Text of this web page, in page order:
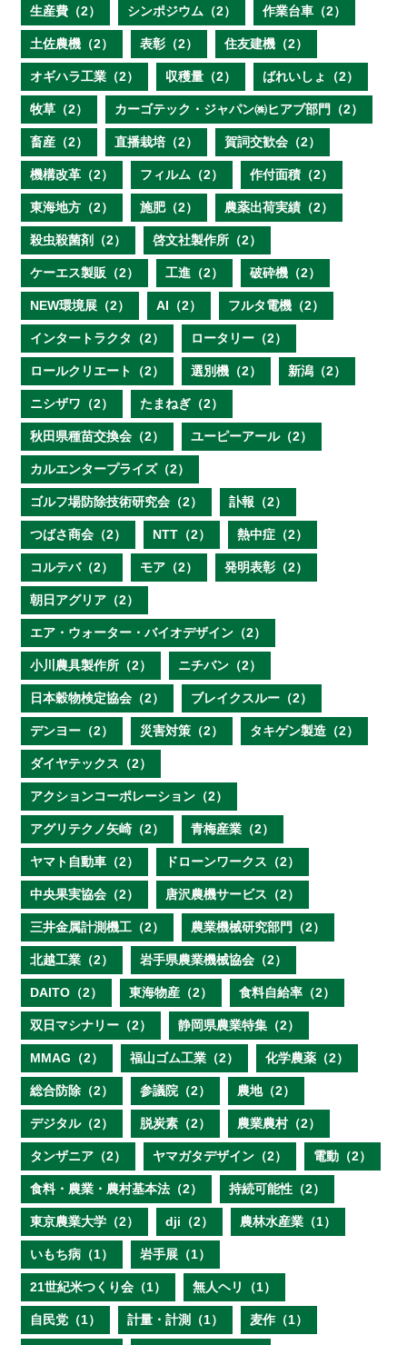
生産費（2） シンポジウム（2） 作業台車（2）
土佐農機（2） 表彰（2） 住友建機（2）
オギハラ工業（2） 収穫量（2） ばれいしょ（2）
牧草（2） カーゴテック・ジャパン㈱ヒアブ部門（2）
畜産（2） 直播栽培（2） 賀詞交歓会（2）
機構改革（2） フィルム（2） 作付面積（2）
東海地方（2） 施肥（2） 農薬出荷実績（2）
殺虫殺菌剤（2） 啓文社製作所（2）
ケーエス製販（2） 工進（2） 破砕機（2）
NEW環境展（2） AI（2） フルタ電機（2）
インタートラクタ（2） ロータリー（2）
ロールクリエート（2） 選別機（2） 新潟（2）
ニシザワ（2） たまねぎ（2）
秋田県種苗交換会（2） ユーピーアール（2）
カルエンタープライズ（2）
ゴルフ場防除技術研究会（2） 訃報（2）
つばさ商会（2） NTT（2） 熱中症（2）
コルテバ（2） モア（2） 発明表彰（2）
朝日アグリア（2）
エア・ウォーター・バイオデザイン（2）
小川農具製作所（2） ニチバン（2）
日本穀物検定協会（2） ブレイクスルー（2）
デンヨー（2） 災害対策（2） タキゲン製造（2）
ダイヤテックス（2）
アクションコーポレーション（2）
アグリテクノ矢崎（2） 青梅産業（2）
ヤマト自動車（2） ドローンワークス（2）
中央果実協会（2） 唐沢農機サービス（2）
三井金属計測機工（2） 農業機械研究部門（2）
北越工業（2） 岩手県農業機械協会（2）
DAITO（2） 東海物産（2） 食料自給率（2）
双日マシナリー（2） 静岡県農業特集（2）
MMAG（2） 福山ゴム工業（2） 化学農薬（2）
総合防除（2） 参議院（2） 農地（2）
デジタル（2） 脱炭素（2） 農業農村（2）
タンザニア（2） ヤマガタデザイン（2） 電動（2）
食料・農業・農村基本法（2） 持続可能性（2）
東京農業大学（2） dji（2） 農林水産業（1）
いもち病（1） 岩手展（1）
21世紀米つくり会（1） 無人ヘリ（1）
自民党（1） 計量・計測（1） 麦作（1）